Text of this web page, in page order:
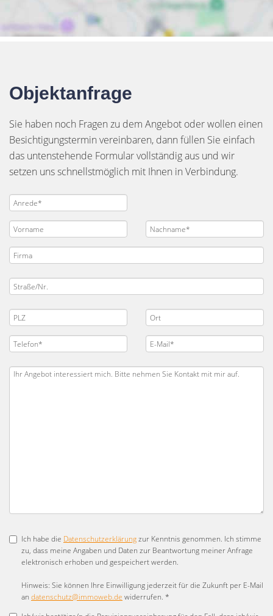
Objektanfrage
Sie haben noch Fragen zu dem Angebot oder wollen einen
Besichtigungstermin vereinbaren, dann füllen Sie einfach
das untenstehende Formular vollständig aus und wir
setzen uns schnellstmöglich mit Ihnen in Verbindung.
Ich habe die Datenschutzerklärungzur Kenntnis genommen. Ich stimme
zu, dass meine Angaben und Daten zur Beantwortung meiner Anfrage
elektronisch erhoben und gespeichert werden.
Hinweis: Sie können Ihre Einwilligung jederzeit für die Zukunft per E-Mail
an datenschutz@immoweb.de widerrufen. *